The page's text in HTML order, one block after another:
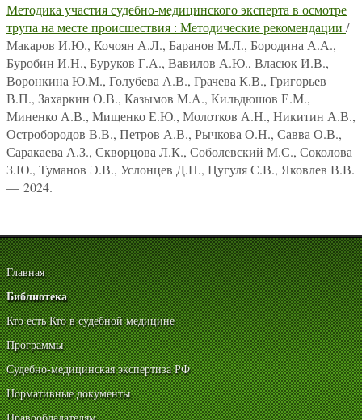
Методика участия судебно-медицинского эксперта в осмотре
трупа на месте происшествия : Методические рекомендации /
Макаров И.Ю., Кочоян А.Л., Баранов М.Л., Бородина А.А.,
Буробин И.Н., Буруков Г.А., Вавилов А.Ю., Власюк И.В.,
Воронкина Ю.М., Голубева А.В., Грачева К.В., Григорьев
В.П., Захаркин О.В., Казымов М.А., Кильдюшов Е.М.,
Миненко А.В., Мищенко Е.Ю., Молотков А.Н., Никитин А.В.,
Остробородов В.В., Петров А.В., Рычкова О.Н., Савва О.В.,
Саракаева А.З., Скворцова Л.К., Соболевский М.С., Соколова
З.Ю., Туманов Э.В., Услонцев Д.Н., Цугуля С.В., Яковлев В.В.
— 2024.
Главная
Библиотека
Кто есть Кто в судебной медицине
Программы
Судебно-медицинская экспертиза РФ
Нормативные документы